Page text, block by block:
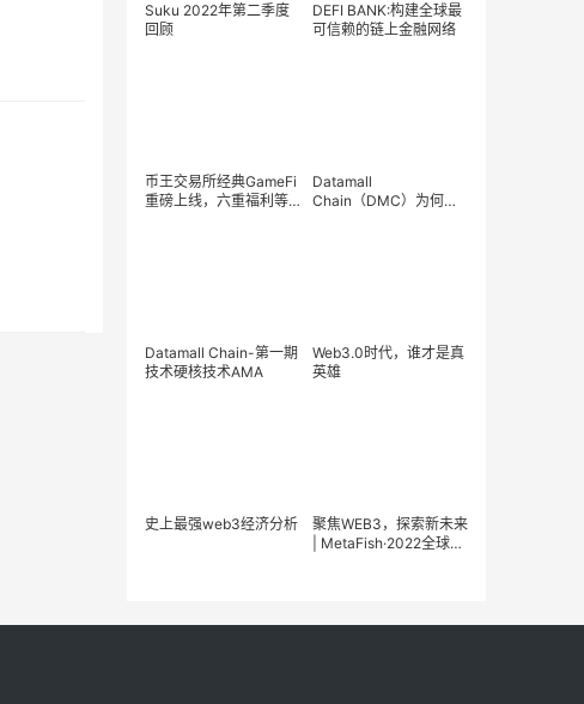
Suku 2022年第二季度
回顾
DEFI BANK:构建全球最
可信赖的链上金融网络
币王交易所经典GameFi
重磅上线，六重福利等
Datamall
Chain（DMC）为何成
Datamall Chain-第一期
技术硬核技术AMA
Web3.0时代，谁才是真
英雄
史上最强web3经济分析
聚焦WEB3，探索新未来
| MetaFish·2022全球